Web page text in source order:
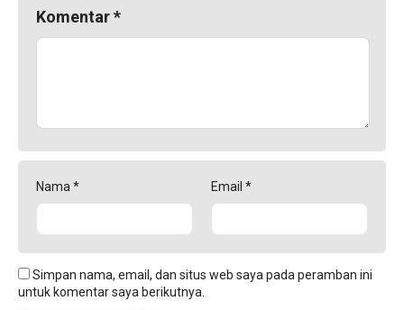
Komentar*
Nama * Email *
Simpan nama, email, dan situs web saya pada peramban ini
untuk komentar saya berikutnya.